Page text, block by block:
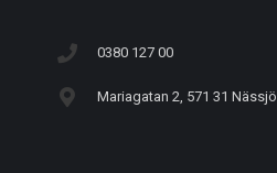
0380 127 00
Mariagatan 2, 571 31 Nässjö